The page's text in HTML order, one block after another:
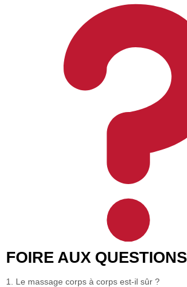
FOIRE AUX
1. Le massage corps à corps est-il sûr ?